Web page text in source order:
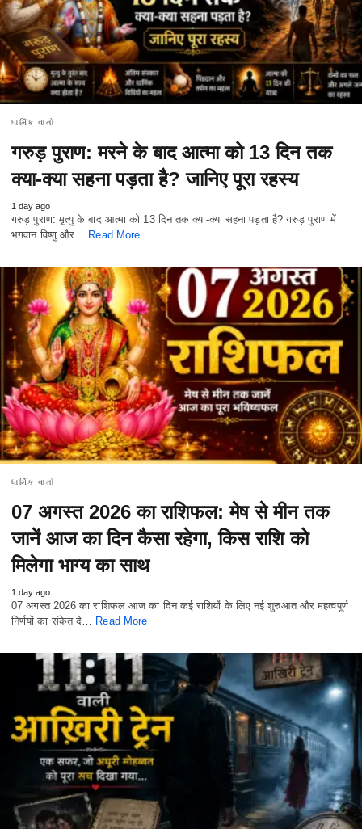
ધાર્મિક વાતો
गरुड़ पुराण: मरने के बाद आत्मा को 13 दिन तक
क्या-क्या सहना पड़ता है? जानिए पूरा रहस्य
1 day ago
गरुड़ पुराण: मृत्यु के बाद आत्मा को 13 दिन तक क्या-क्या सहना पड़ता है? गरुड़ पुराण में
भगवान विष्णु और… Read More
ધાર્મિક વાતો
07 अगस्त 2026 का राशिफल: मेष से मीन तक
जानें आज का दिन कैसा रहेगा, किस राशि को
मिलेगा भाग्य का साथ
1 day ago
07 अगस्त 2026 का राशिफल आज का दिन कई राशियों के लिए नई शुरुआत और महत्वपूर्ण
निर्णयों का संकेत दे… Read More